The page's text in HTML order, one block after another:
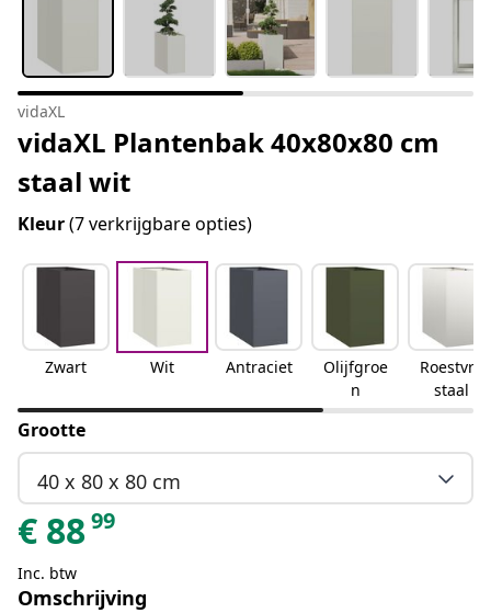
vidaXL
vidaXL Plantenbak 40x80x80 cm
staal wit
Kleur(7 verkrijgbare opties)
Zwart Wit Antraciet
Olijfgroe
n
Roestvrij
staal
Grootte
40 x 80 x 80 cm
€ 8899
Inc. btw
Omschrijving